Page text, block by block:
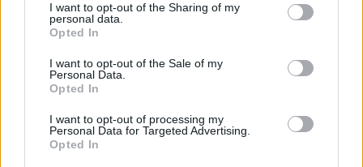
I want to opt-out of the Sharing of my
personal data.
Opted In
I want to opt-out of the Sale of my
Personal Data.
Opted In
I want to opt-out of processing my
Personal Data for Targeted Advertising.
Opted In